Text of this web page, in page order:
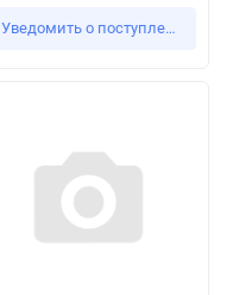
Уведомить о поступлении